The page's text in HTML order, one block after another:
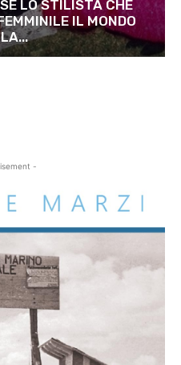
LO STILISTA CHE
IL MONDO
-